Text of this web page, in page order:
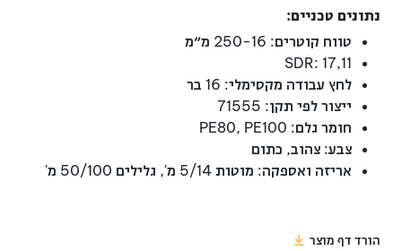
נתונים טכניים:
טווח קוטרים: 250-16 מ״מ
17,11 :SDR
לחץ עבודה מקסימלי: 16 בר
ייצור לפי תקן: 71555
חומר גלם: PE80, PE100
צבע: צהוב, כתום
אריזה ואספקה: מוטות 5/14 מ', גלילים 50/100 מ'
הורד דף מוצר